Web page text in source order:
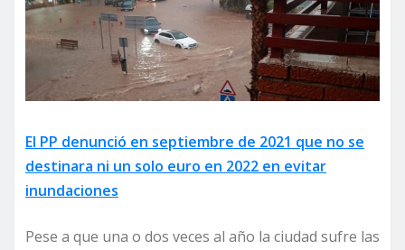
El PP denunció en septiembre de 2021 que no se
destinara ni un solo euro en 2022 en evitar
inundaciones
Pese a que una o dos veces al año la ciudad sufre las